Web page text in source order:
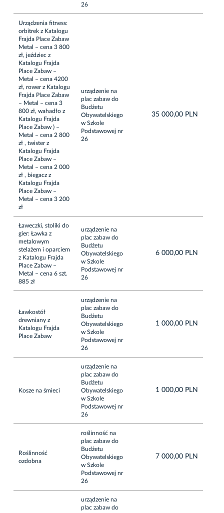
26
Urządzenia fitness:
orbitrek z Katalogu
Frajda Place Zabaw
Metal – cena 3 800
zł, jeździec z
Katalogu Frajda
Place Zabaw –
Metal – cena 4200
zł, rower z Katalogu
Frajda Place Zabaw
– Metal – cena 3
800 zł, wahadło z
Katalogu Frajda
Place Zabaw ) –
Metal – cena 2 800
zł , twister z
Katalogu Frajda
Place Zabaw –
Metal – cena 2 000
zł , biegacz z
Katalogu Frajda
Place Zabaw –
Metal – cena 3 200
zł
urządzenie na
plac zabaw do
Budżetu
Obywatelskiego
w Szkole
Podstawowej nr
26
35 000,00 PLN
Ławeczki, stoliki do
gier: Ławka z
metalowym
stelażem i oparciem
z Katalogu Frajda
Place Zabaw –
Metal – cena 6 szt.
885 zł
urządzenie na
plac zabaw do
Budżetu
Obywatelskiego
w Szkole
Podstawowej nr
26
6 000,00 PLN
Ławkostół
drewniany z
Katalogu Frajda
Place Zabaw
urządzenie na
plac zabaw do
Budżetu
Obywatelskiego
w Szkole
Podstawowej nr
26
1 000,00 PLN
Kosze na śmieci
urządzenie na
plac zabaw do
Budżetu
Obywatelskiego
w Szkole
Podstawowej nr
26
1 000,00 PLN
Roślinność
ozdobna
roślinność na
plac zabaw do
Budżetu
Obywatelskiego
w Szkole
Podstawowej nr
26
7 000,00 PLN
urządzenie na
plac zabaw do